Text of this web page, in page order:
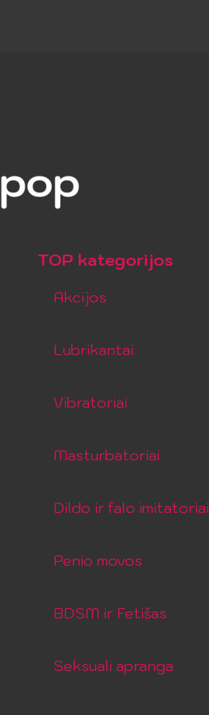
TOP kategorijos
Akcijos
Lubrikantai
Vibratoriai
Masturbatoriai
Dildo ir falo imitatoriai
Penio movos
BDSM ir Fetišas
Seksuali apranga